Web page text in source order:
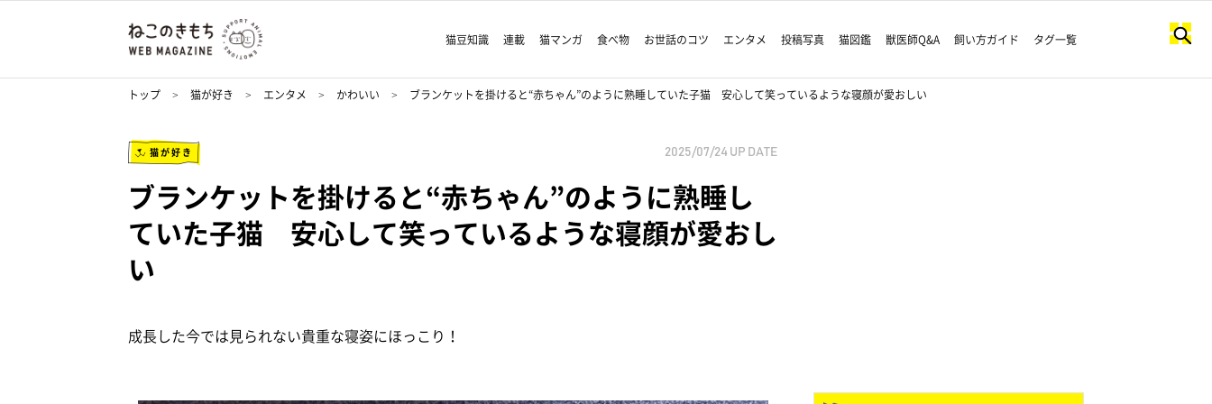
猫豆知識 連載 猫マンガ 食べ物 お世話のコツ エンタメ 投稿写真 猫図鑑 獣医師Q&A 飼い方ガイド タグ一覧
トップ 猫が好き エンタメ かわいい ブランケットを掛けると“赤ちゃん”のように熟睡していた子猫 安心して笑っているような寝顔が愛おしい
猫が好き 2025/07/24 UP DATE
ブランケットを掛けると“赤ちゃん”のように熟睡し
ていた子猫 安心して笑っているような寝顔が愛おし
い
成長した今では見られない貴重な寝姿にほっこり！